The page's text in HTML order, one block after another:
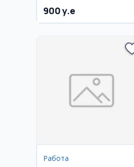
900 y.e
Работа